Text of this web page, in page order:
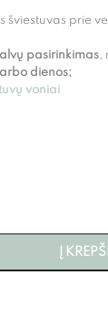
šviestuvas prie
pasirinkimas,
dienos;
voniai
Į